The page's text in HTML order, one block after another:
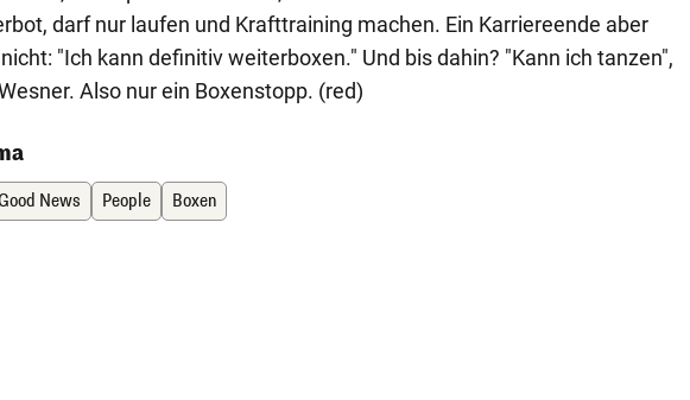
darf nur laufen und Krafttraining machen. Ein Karriereende aber
"Ich kann definitiv weiterboxen." Und bis dahin? "Kann ich tanzen",
Also nur ein Boxenstopp. (red)
News People Boxen